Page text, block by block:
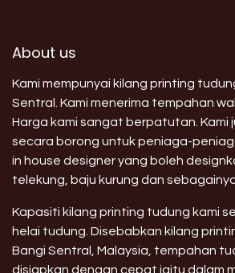
About us
Kami mempunyai kilang printing
Sentral. Kami menerima tempahan
Harga kami sangat berpatutan. Kami
secara borong untuk peniaga-
in house designer yang boleh
telekung, baju kurung dan
Kapasiti kilang printing tudung kami
helai tudung. Disebabkan kilang
Bangi Sentral, Malaysia, tempahan
disiapkan dengan cepat iaitu dalam